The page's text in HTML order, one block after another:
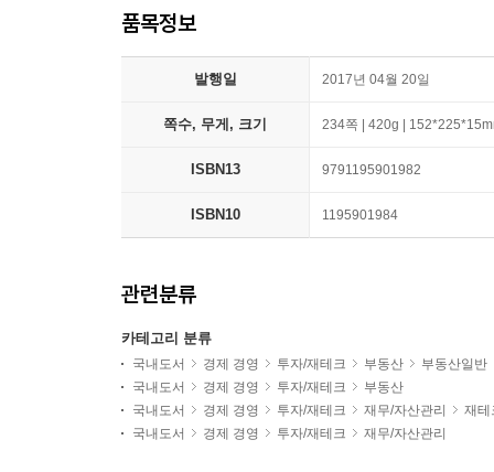
품목정보
발행일 2017년 04월 20일
쪽수, 무게, 크기 234쪽 | 420g |
ISBN13 9791195901982
ISBN10 1195901984
관련분류
카테고리 분류
국내도서 경제 경영 투자/재테크 부동산
부동산일반
국내도서
경제 경영 투자/재테크
부동산
국내도서
경제 경영 투자/재테크 재무/자산관리
재테
국내도서
경제 경영 투자/재테크 재무/자산관리